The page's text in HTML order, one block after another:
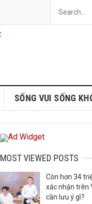
SỐNG VUI SỐNG
MOST VIEWED POSTS
Còn hơn 34
xác nhận trên
cần lưu ý gì?